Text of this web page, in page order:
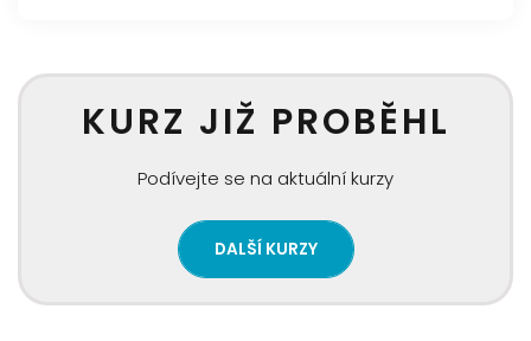
KURZ JIŽ PROBĚHL
Podívejte se na aktuální kurzy
DALŠÍ KURZY